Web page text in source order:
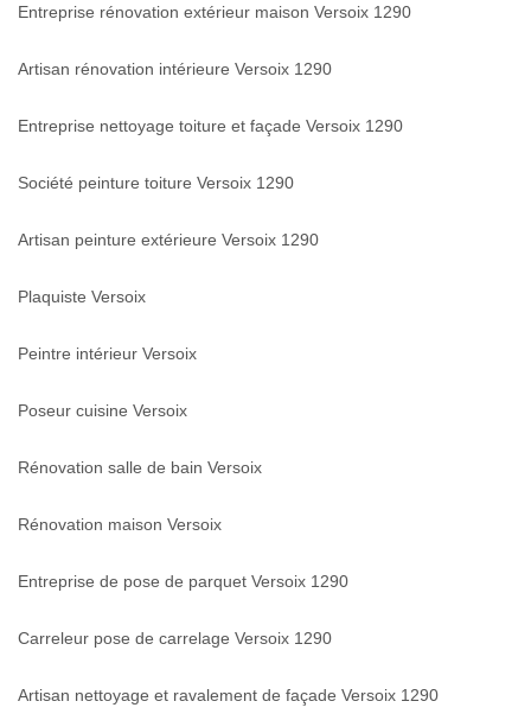
Entreprise rénovation extérieur maison Versoix 1290
Artisan rénovation intérieure Versoix 1290
Entreprise nettoyage toiture et façade Versoix 1290
Société peinture toiture Versoix 1290
Artisan peinture extérieure Versoix 1290
Plaquiste Versoix
Peintre intérieur Versoix
Poseur cuisine Versoix
Rénovation salle de bain Versoix
Rénovation maison Versoix
Entreprise de pose de parquet Versoix 1290
Carreleur pose de carrelage Versoix 1290
Artisan nettoyage et ravalement de façade Versoix 1290